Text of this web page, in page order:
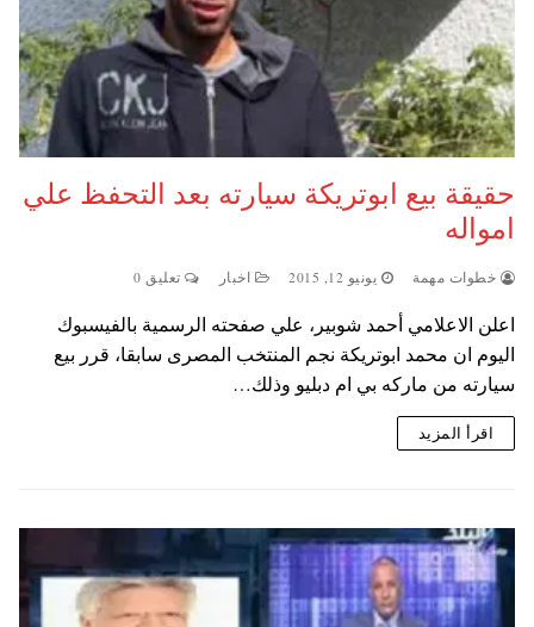
حقيقة بيع ابوتريكة سيارته بعد التحفظ علي
امواله
خطوات مهمة يونيو 12, 2015 اخبار تعليق 0
اعلن الاعلامي أحمد شوبير، علي صفحته الرسمية بالفيسبوك
اليوم ان محمد ابوتريكة نجم المنتخب المصرى سابقا، قرر بيع
سيارته من ماركه بي ام دبليو وذلك…
اقرأ المزيد